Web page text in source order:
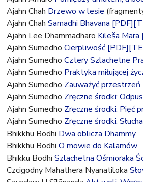
Ajahn Chah Drzewo w lesie
Ajahn Chah Samadhi Bhavana [PDF]
Ajahn Lee Dhammadharo Kileša Mara
Ajahn Sumedho Cierpliwość [PDF]
Ajahn Sumedho Cztery Szlachetne
Ajahn Sumedho Praktyka miłującej
Ajahn Sumedho Zauważyć przestrzeń
Ajahn Sumedho Zręczne środki:
Ajahn Sumedho Zręczne środki: Pięć
Ajahn Sumedho Zręczne środki:
Bhikkhu Bodhi Dwa oblicza Dhammy
Bhikkhu Bodhi O mowie do Kalamów
Bhikku Bodhi Szlachetna Ośmioraka
Czcigodny Mahathera Nyanatiloka